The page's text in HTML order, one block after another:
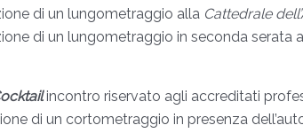
di un lungometraggio alla Cattedrale
di un lungometraggio in seconda serata
incontro riservato agli accreditati
di un cortometraggio in presenza